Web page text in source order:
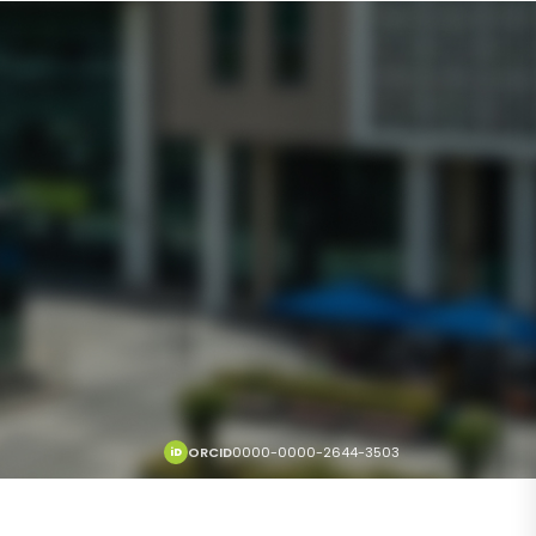
iD ORCID0000-0000-2644-3503